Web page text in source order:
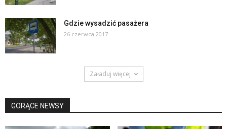
Gdzie wysadzić pasażera
26 czerwca 2017
Załaduj więcej
GORĄCE NEWSY